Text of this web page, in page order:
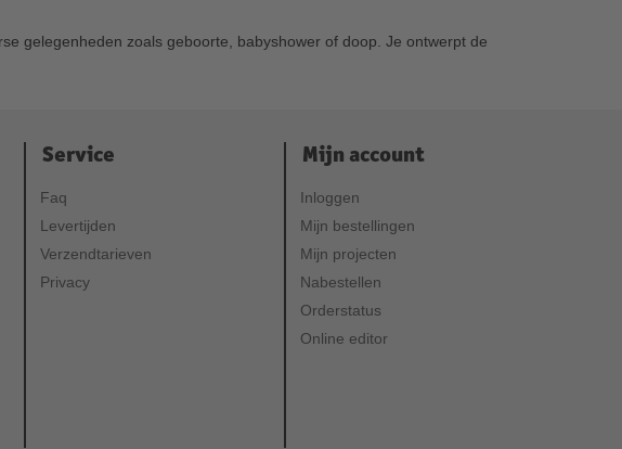
gelegenheden zoals geboorte, babyshower of doop. Je ontwerpt de
Service
Faq
Levertijden
Verzendtarieven
Privacy
Mijn account
Inloggen
Mijn bestellingen
Mijn projecten
Nabestellen
Orderstatus
Online editor